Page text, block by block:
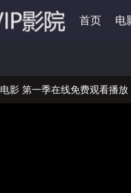
首页 电
影 第一季在线免费观看播放
唐唐说电影 第一季